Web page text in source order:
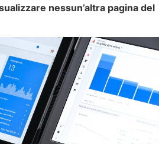
nessun’altra pagina del